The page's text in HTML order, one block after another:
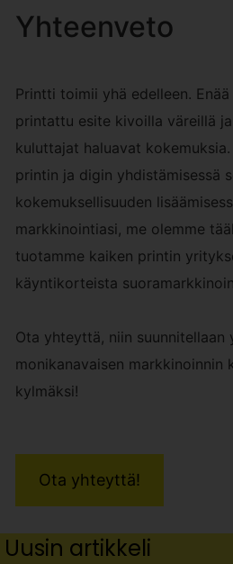
Yhteenveto
Printti toimii yhä edelleen.
printattu esite kivoilla väreillä
kuluttajat haluavat
printin ja digin yhdistämisessä
kokemuksellisuuden
markkinointiasi, me olemme
tuotamme kaiken printin
käyntikorteista
Ota yhteyttä, niin suunnitellaan
monikanavaisen markkinoinnin
kylmäksi!
Ota yhteyttä!
Uusin artikkeli